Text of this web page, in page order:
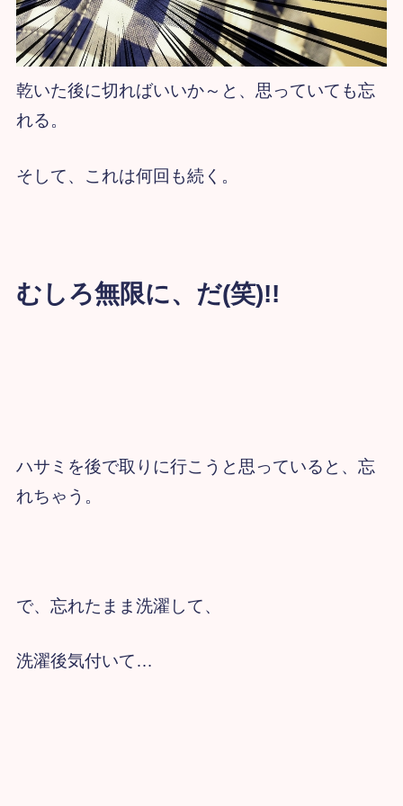
乾いた後に切ればいいか～と、思っていても忘
れる。
そして、これは何回も続く。
むしろ無限に、だ(笑)!!
ハサミを後で取りに行こうと思っていると、忘
れちゃう。
で、忘れたまま洗濯して、
洗濯後気付いて…